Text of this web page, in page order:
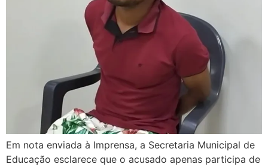
Em nota enviada à Imprensa, a Secretaria Municipal de
Educação esclarece que o acusado apenas participa de